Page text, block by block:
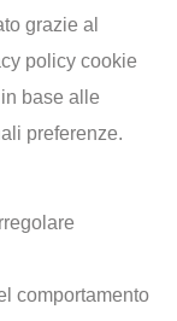
grazie al
policy cookie
base alle
preferenze.
comportamento